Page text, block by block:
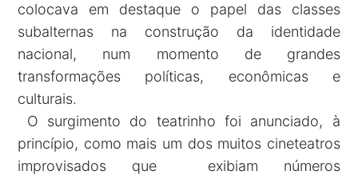
colocava em destaque o papel das classes
subalternas na construção da identidade
nacional, num momento de grandes
transformações políticas, econômicas e
culturais.
O surgimento do teatrinho foi anunciado, à
princípio, como mais um dos muitos cineteatros
improvisados que exibiam números